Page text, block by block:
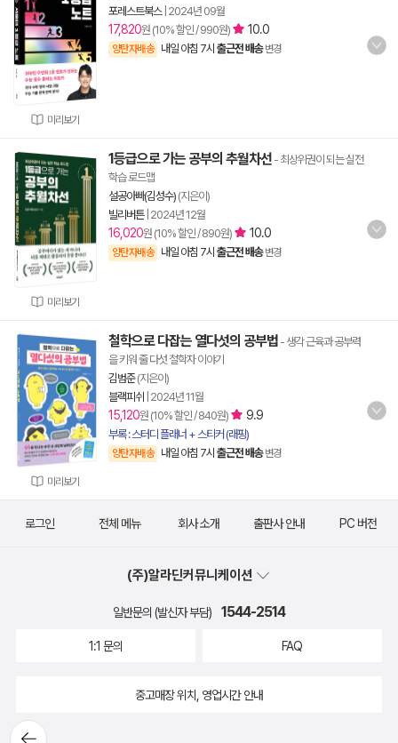
미리보기
포레스트북스| 2024년 09월
17,820원 (10% 할인 / 990원) 10.0
양탄자배송 내일 아침 7시 출근전 배송 변경
미리보기
1등급으로 가는 공부의 추월차선 - 최상위권이 되는 실전
학습 로드맵
설공아빠(김성수) (지은이)
빌리버튼| 2024년 12월
16,020원 (10% 할인 / 890원) 10.0
양탄자배송 내일 아침 7시 출근전 배송 변경
미리보기
철학으로 다잡는 열다섯의 공부법 - 생각 근육과 공부력
을 키워 줄 다섯 철학자 이야기
김범준(지은이)
블랙피쉬 2024년 11월
15,120원 (10% 할인 / 840원) 9.9
부록 : 스터디 플래너 + 스티커 (래핑)
양탄자배송 내일 아침 7시 출근전 배송 변경
뒤로가
로그인 전체 메뉴 회사 소개 출판사 안내 PC 버전
(주)알라딘커뮤니케이션
일반문의 (발신자 부담) 1544-2514
1:1 문의 FAQ
중고매장 위치, 영업시간 안내